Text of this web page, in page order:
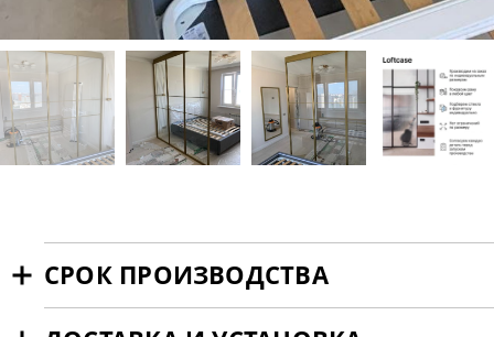
СРОК ПРОИЗВОДСТВА